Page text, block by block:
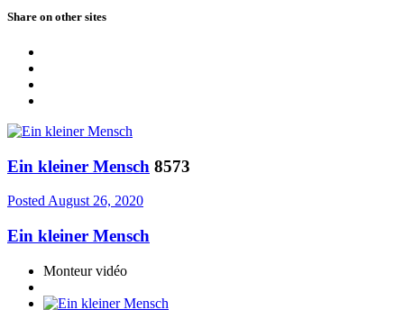
Share on other sites
Ein kleiner Mensch 8573
PostedAugust 26, 2020
Ein kleiner Mensch
Monteur vidéo